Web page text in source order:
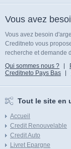
Vous avez
Vous avez besoin
Creditneto vous
recherche et demande
Qui sommes nous ?
Creditneto Pays Bas
Tout le site en
Accueil
Credit Renouvelable
Credit Auto
Livret Epargne